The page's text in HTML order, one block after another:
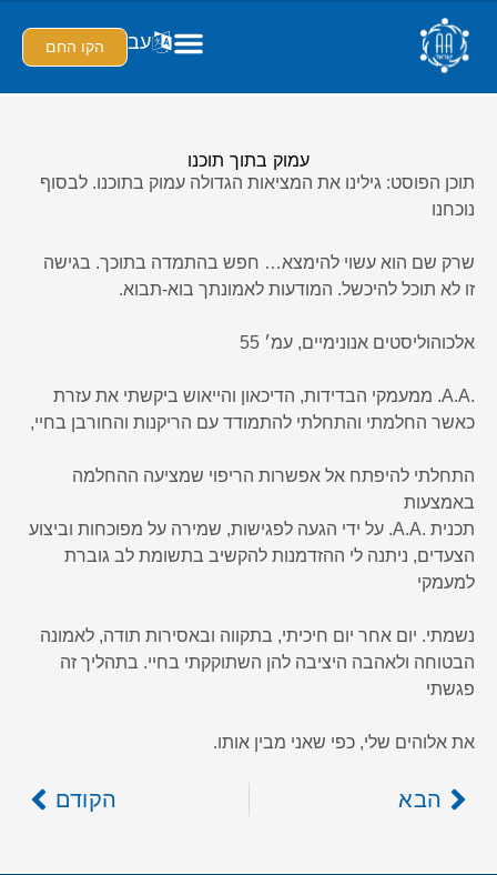
הקו החם עב
עמוק בתוך תוכנו
תוכן הפוסט: גילינו את המציאות הגדולה עמוק בתוכנו. לבסוף
נוכחנו
שרק שם הוא עשוי להימצא… חפש בהתמדה בתוכך. בגישה
זו לא תוכל להיכשל. המודעות לאמונתך בוא-תבוא.
אלכוהוליסטים אנונימיים, עמ׳ 55
.A.A. ממעמקי הבדידות, הדיכאון והייאוש ביקשתי את עזרת
כאשר החלמתי והתחלתי להתמודד עם הריקנות והחורבן בחיי,
התחלתי להיפתח אל אפשרות הריפוי שמציעה ההחלמה
באמצעות
תכנית .A.A. על ידי הגעה לפגישות, שמירה על מפוכחות וביצוע
הצעדים, ניתנה לי ההזדמנות להקשיב בתשומת לב גוברת
למעמקי
נשמתי. יום אחר יום חיכיתי, בתקווה ובאסירות תודה, לאמונה
הבטוחה ולאהבה היציבה להן השתוקקתי בחיי. בתהליך זה
פגשתי
את אלוהים שלי, כפי שאני מבין אותו.
הבא הקודם